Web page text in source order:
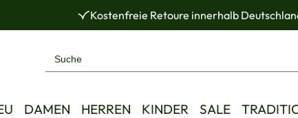
Kostenfreie Retoure innerhalb
DAMEN HERREN KINDER SALE